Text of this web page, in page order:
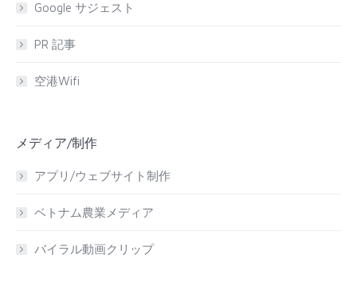
Google サジェスト
PR 記事
空港Wifi
メディア/制作
アプリ/ウェブサイト制作
ベトナム農業メディア
バイラル動画クリップ